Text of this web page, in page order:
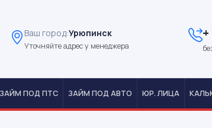
Ваш город:Урюпинск
Уточняйте адрес у менеджера
ЗАЙМ ПОД ПТС ЗАЙМ ПОД АВТО ЮР. ЛИЦА